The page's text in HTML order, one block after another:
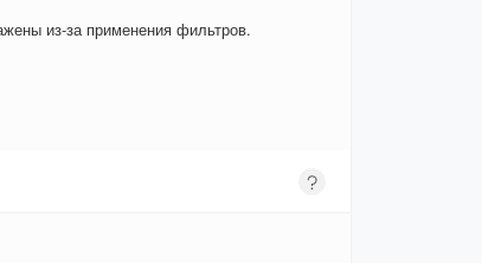
из-за применения фильтров.